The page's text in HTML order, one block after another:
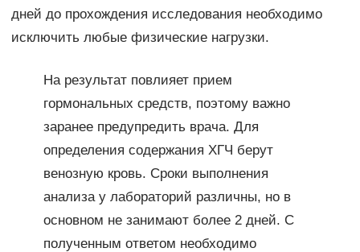
дней до прохождения исследования необходимо
исключить любые физические нагрузки.
На результат повлияет прием
гормональных средств, поэтому важно
заранее предупредить врача. Для
определения содержания ХГЧ берут
венозную кровь. Сроки выполнения
анализа у лабораторий различны, но в
основном не занимают более 2 дней. С
полученным ответом необходимо